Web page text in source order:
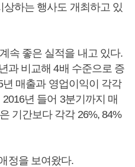
하는 행사도 개최하고 있
속 좋은 실적을 내고 있다.
과 비교해 4배 수준으로 증
매출과 영업이익이 각각
년 들어 3분기까지 매
기간보다 각각 26%, 84%
정을 보여왔다.